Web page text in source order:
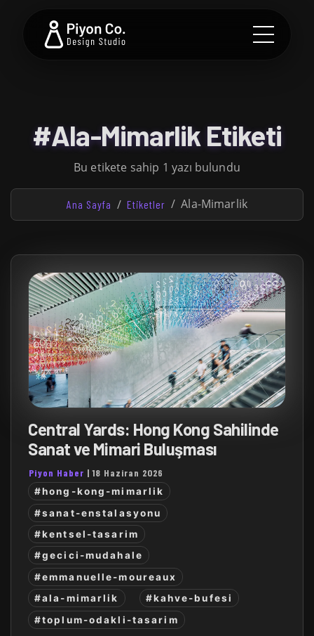
#Ala-Mimarlik Etiketi
Bu etikete sahip 1 yazı bulundu
Ana Sayfa Etiketler Ala-Mimarlik
Central Yards: Hong Kong Sahilinde
Sanat ve Mimari Buluşması
Piyon Haber |18 Haziran 2026
#hong-kong-mimarlik
#sanat-enstalasyonu
#kentsel-tasarim
#gecici-mudahale
#emmanuelle-moureaux
#ala-mimarlik
#kahve-bufesi
#toplum-odakli-tasarim